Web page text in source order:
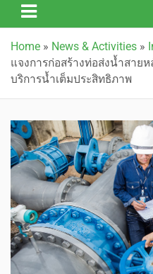
Home » News & Activities »
แจงการก่อสร้างท่อส่งน้ำสาย
บริการน้ำเต็มประสิทธิภาพ